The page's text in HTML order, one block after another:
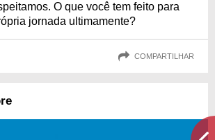
O que você tem feito para
jornada ultimamente?
COMPARTILHAR